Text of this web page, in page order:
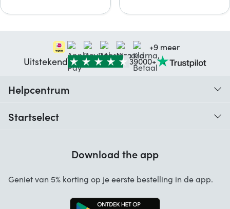
+9 meer
Uitstekend 39000+
Helpcentrum
Startselect
Startselect App
Download the app
Geniet van 5% korting op je eerste bestelling in de app.